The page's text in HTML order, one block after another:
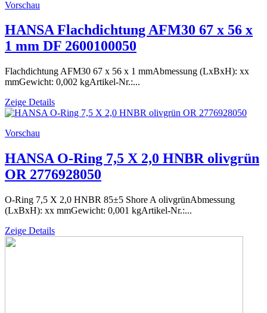
Vorschau
HANSA Flachdichtung AFM30 67 x 56 x
1 mm DF 2600100050
Flachdichtung AFM30 67 x 56 x 1 mmAbmessung (LxBxH): xx
mmGewicht: 0,002 kgArtikel-Nr.:...
Zeige Details
Vorschau
HANSA O-Ring 7,5 X 2,0 HNBR olivgrün
OR 2776928050
O-Ring 7,5 X 2,0 HNBR 85±5 Shore A olivgrünAbmessung
(LxBxH): xx mmGewicht: 0,001 kgArtikel-Nr.:...
Zeige Details